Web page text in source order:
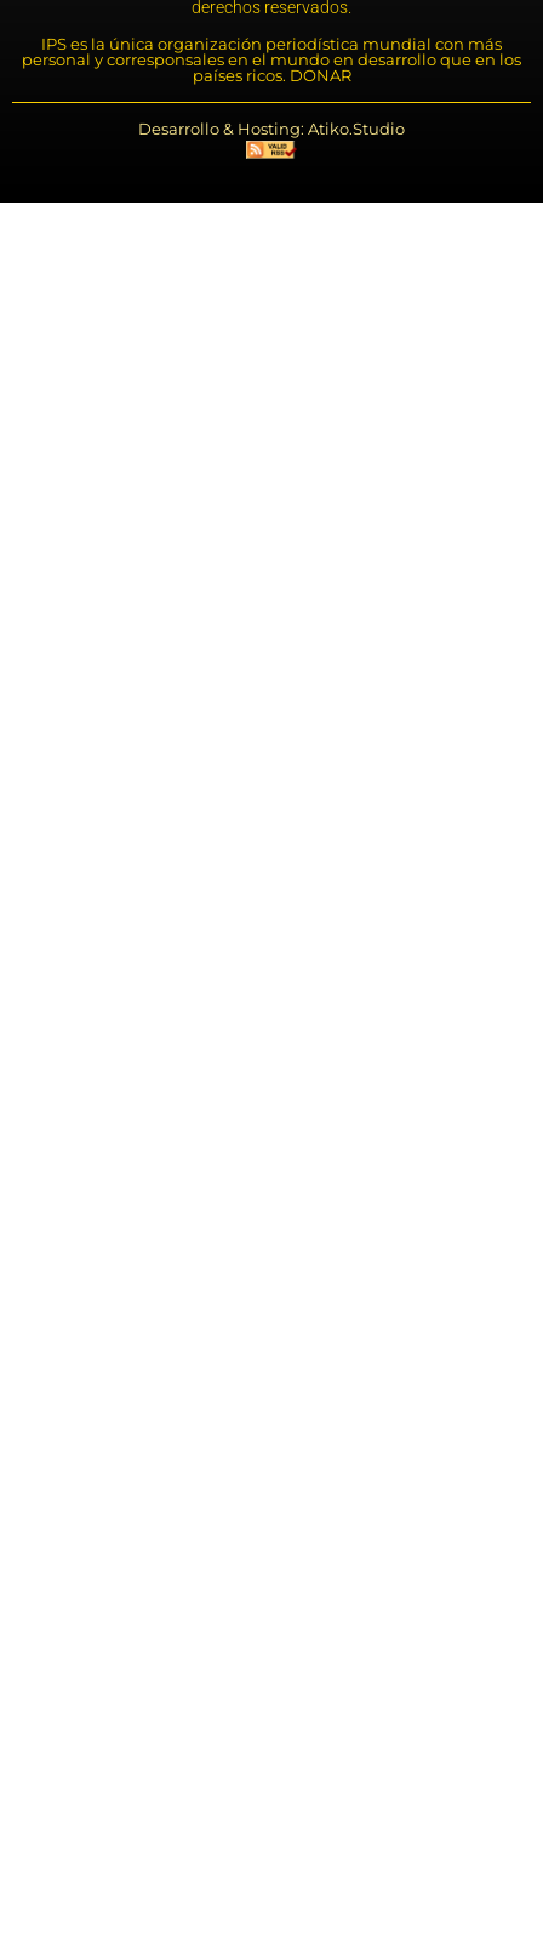
derechos reservados.
IPS es la única organización periodística mundial con más
personal y corresponsales en el mundo en desarrollo que en los
países ricos. DONAR
Desarrollo & Hosting: Atiko.Studio